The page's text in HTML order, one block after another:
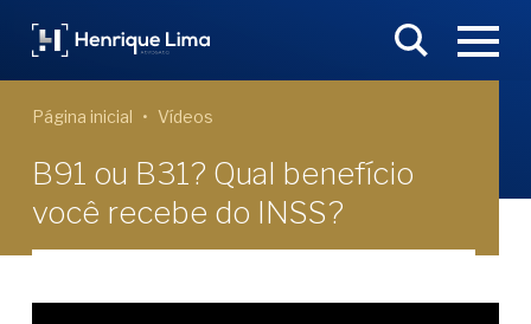
Página inicial Vídeos
B91 ou B31? Qual benefício
você recebe do INSS?